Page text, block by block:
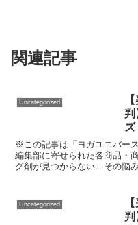
関連記事
Uncategorized
判
ン
直
※この記事は「ヨガユニバー
編集部に寄せられた各商品・
グ剤が見つからない…その悩
Uncategorized